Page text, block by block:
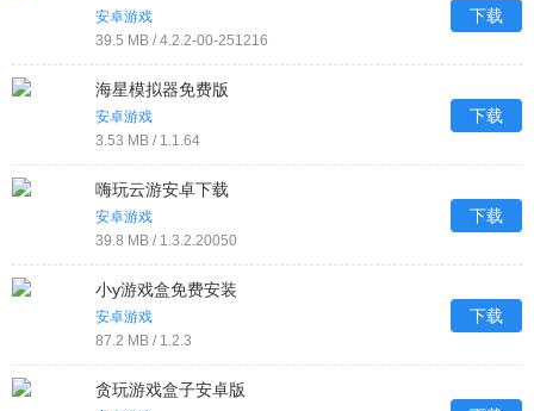
安卓游戏
39.5 MB / 4.2.2-00-251216
下载
海星模拟器免费版
安卓游戏
3.53 MB / 1.1.64
下载
嗨玩云游安卓下载
安卓游戏
39.8 MB / 1.3.2.20050
下载
小y游戏盒免费安装
安卓游戏
87.2 MB / 1.2.3
下载
贪玩游戏盒子安卓版